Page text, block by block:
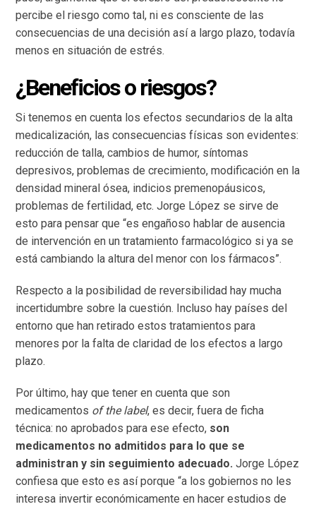
percibe el riesgo como tal, ni es consciente de las
consecuencias de una decisión así a largo plazo, todavía
menos en situación de estrés.
¿Beneficios o riesgos?
Si tenemos en cuenta los efectos secundarios de la alta
medicalización, las consecuencias físicas son evidentes:
reducción de talla, cambios de humor, síntomas
depresivos, problemas de crecimiento, modificación en la
densidad mineral ósea, indicios premenopáusicos,
problemas de fertilidad, etc. Jorge López se sirve de
esto para pensar que “es engañoso hablar de ausencia
de intervención en un tratamiento farmacológico si ya se
está cambiando la altura del menor con los fármacos”.
Respecto a la posibilidad de reversibilidad hay mucha
incertidumbre sobre la cuestión. Incluso hay países del
entorno que han retirado estos tratamientos para
menores por la falta de claridad de los efectos a largo
plazo.
Por último, hay que tener en cuenta que son
medicamentos of the label, es decir, fuera de ficha
técnica: no aprobados para ese efecto, son
medicamentos no admitidos para lo que se
administran y sin seguimiento adecuado.Jorge López
confiesa que esto es así porque “a los gobiernos no les
interesa invertir económicamente en hacer estudios de